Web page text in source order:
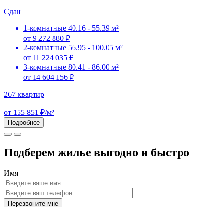
Сдан
1-комнатные 40.16 - 55.39 м²
от 9 272 880 ₽
2-комнатные 56.95 - 100.05 м²
от 11 224 035 ₽
3-комнатные 80.41 - 86.00 м²
от 14 604 156 ₽
267 квартир
от 155 851 ₽/м²
Подробнее
Подберем жилье выгодно и быстро
Имя
Перезвоните мне